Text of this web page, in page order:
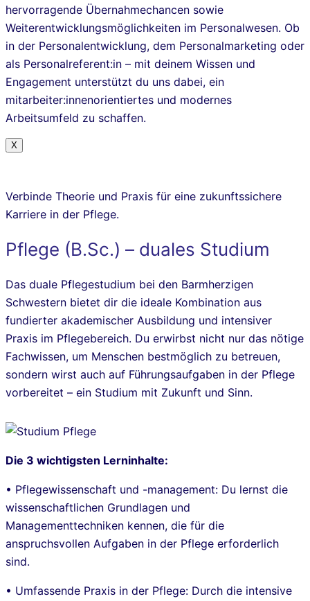
hervorragende Übernahmechancen sowie
Weiterentwicklungsmöglichkeiten im Personalwesen. Ob
in der Personalentwicklung, dem Personalmarketing oder
als Personalreferent:in – mit deinem Wissen und
Engagement unterstützt du uns dabei, ein
mitarbeiter:innenorientiertes und modernes
Arbeitsumfeld zu schaffen.
X
Verbinde Theorie und Praxis für eine zukunftssichere
Karriere in der Pflege.
Pflege (B.Sc.) – duales Studium
Das duale Pflegestudium bei den Barmherzigen
Schwestern bietet dir die ideale Kombination aus
fundierter akademischer Ausbildung und intensiver
Praxis im Pflegebereich. Du erwirbst nicht nur das nötige
Fachwissen, um Menschen bestmöglich zu betreuen,
sondern wirst auch auf Führungsaufgaben in der Pflege
vorbereitet – ein Studium mit Zukunft und Sinn.
Die 3 wichtigsten Lerninhalte:
• Pflegewissenschaft und -management: Du lernst die
wissenschaftlichen Grundlagen und
Managementtechniken kennen, die für die
anspruchsvollen Aufgaben in der Pflege erforderlich
sind.
• Umfassende Praxis in der Pflege: Durch die intensive